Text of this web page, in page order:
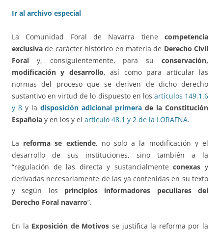
Ir al archivo especial
La Comunidad Foral de Navarra tiene competencia
exclusiva de carácter histórico en materia de Derecho Civil
Foral y, consiguientemente, para su conservación,
modificación y desarrollo, así como para articular las
normas del proceso que se deriven de dicho derecho
sustantivo en virtud de lo dispuesto en los artículos 149.1.6
y 8 y la disposición adicional primera de la Constitución
Española y en los y el artículo 48.1 y 2 de la LORAFNA.
La reforma se extiende, no solo a la modificación y el
desarrollo de sus instituciones, sino también a la
“regulación de las directa y sustancialmenteconexas y
derivadas necesariamente de las ya contenidas en su texto
y según los principios informadores peculiares del
Derecho Foral navarro”.
En la Exposición de Motivos se justifica la reforma por la